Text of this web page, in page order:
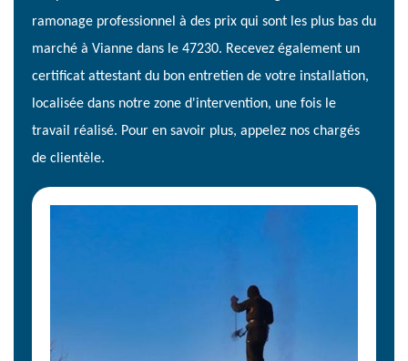
ramonage professionnel à des prix qui sont les plus bas du
marché à Vianne dans le 47230. Recevez également un
certificat attestant du bon entretien de votre installation,
localisée dans notre zone d'intervention, une fois le
travail réalisé. Pour en savoir plus, appelez nos chargés
de clientèle.